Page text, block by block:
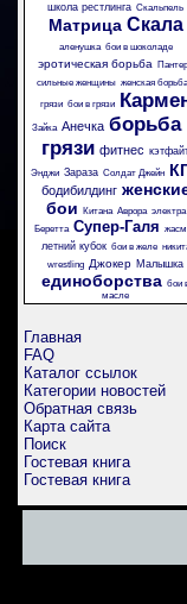
школа рестлинга Скальпель
Матрица Скала
аленушка бои в шоколаде
эротическая борьба
сильные женщины женская
грязи бои в грязи
Зайка Анечка борьба
грязи фитнес
Энджи Зараза Солдат Джейн
бодибилдинг
бои
Китана Аврора электра
Беретта Супер-Галя
летний кубок бои в желе
wrestling Джокер Малышка
единоборства бои
масле
Главная
FAQ
Каталог ссылок
Категории новостей
Обратная связь
Карта сайта
Поиск
Гостевая книга
Гостевая книга